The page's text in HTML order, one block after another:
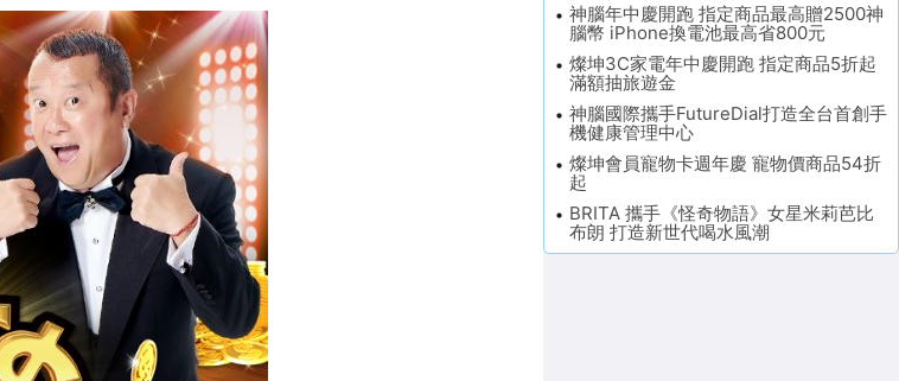
神腦年中慶開跑 指定商品最高贈2500神
腦幣 iPhone換電池最高省800元
燦坤3C家電年中慶開跑 指定商品5折起
滿額抽旅遊金
神腦國際攜手FutureDial打造全台首創手
機健康管理中心
燦坤會員寵物卡週年慶 寵物價商品54折
起
BRITA 攜手《怪奇物語》女星米莉芭比
布朗 打造新世代喝水風潮